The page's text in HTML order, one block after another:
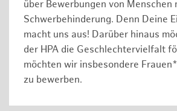
über Bewerbungen von Menschen
Schwerbehinderung. Denn Deine
macht uns aus! Darüber hinaus
der HPA die Geschlechtervielfalt
möchten wir insbesondere
zu bewerben.